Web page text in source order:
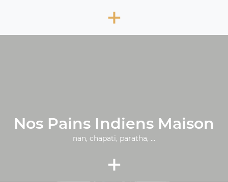
+
Nos Pains Indiens Maison
nan, chapati, paratha, ...
+